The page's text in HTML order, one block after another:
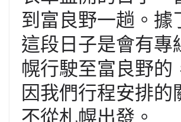
o
k
o p
到富良野一趟。據
這段日子是會有專
幌行駛至富良野的
因我們行程安排的
不從札幌出發。